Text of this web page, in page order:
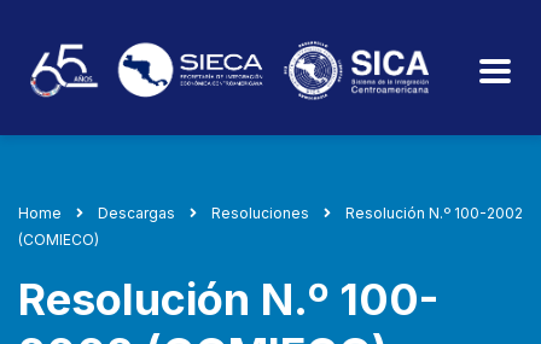
Home Descargas Resoluciones
Resolución N.º 100-2002
(COMIECO)
Resolución N.º 100-